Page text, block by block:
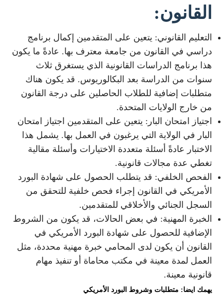
القانون:
التعليم القانوني: يتعين على المتقدمين إكمال برنامج
دراسي في القانون من جامعة معترف بها. عادةً ما يكون
هذا برنامج الدراسات القانونية الذي يستغرق ثلاث
سنوات من الدراسة بعد البكالوريوس. قد يكون هناك
متطلبات إضافية للطلاب الحاصلين على درجة القانون
من خارج الولايات المتحدة.
اجتياز امتحان البار: يتعين على المتقدمين اجتياز امتحان
البار في الولاية التي يرغبون في العمل بها. يشمل هذا
الاختبار عادةً أسئلة متعددة الاختيارات وأسئلة مقالية
تغطي عدة مجالات قانونية.
الفحص الخلفي: قد يتطلب الحصول على شهادة البورد
الأمريكي في القانون إجراء فحص خلفية للتحقق من
السجل الجنائي والأخلاقي للمتقدمين.
الخبرة المهنية: في بعض الحالات، قد يكون من الشروط
الإضافية للحصول على شهادة البورد الأمريكي في
القانون أن يكون لدى المحامي خبرة مهنية محددة، مثل
العمل لمدة معينة في مكتب محاماة أو تنفيذ مهام
قانونية معينة.
يهمك ايضا: متطلبات وشروط البورد الأمريكي